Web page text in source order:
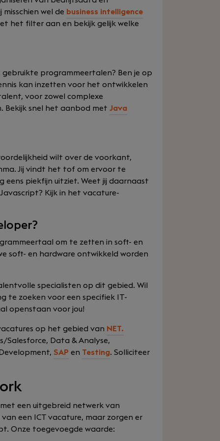
wel de business intelligence
het filter aan en bekijk gelijk welke
gebruikte programmeertalen? Ben je op
kan inzetten voor het ontwikkelen
voor zowel complexe
Bekijk snel het aanbod met Java
wilt over de voorkant,
Jij vindt het tof om ervoor te
piekfijn uitziet. Weet jij daarnaast
Kijk in het vacature-
om te zetten in soft- en
soft- en hardware ontwikkeld worden
specialisten op dit gebied. Wil
te zoeken voor een specifiek IT-
openstaan voor jou!
op het gebied van NET.
Salesforce, Data & Analyse,
SAP en Testing. Solliciteer
een uitgebreid netwerk van
een ICT vacature, maar zorgen er
Onze toegevoegde waarde: